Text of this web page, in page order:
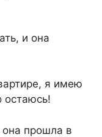
и она
я имею
остаюсь!
она прошла в